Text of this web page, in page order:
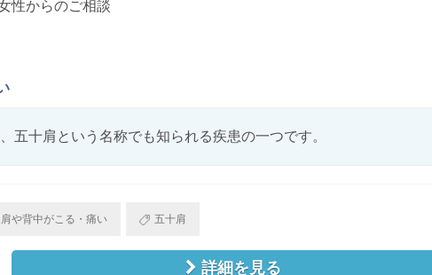
性からのご相談
五十肩という名称でも知られる疾患の一つです。
肩や背中がこる・痛い 五十肩
詳細を見る